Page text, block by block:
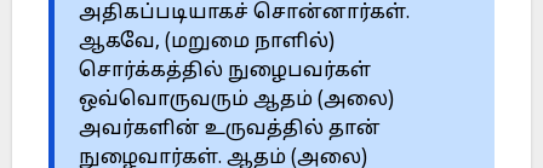
அதிகப்படியாகச் சொன்னார்கள்.
ஆகவே, (மறுமை நாளில்)
சொர்க்கத்தில் நுழைபவர்கள்
ஒவ்வொருவரும் ஆதம் (அலை)
அவர்களின் உருவத்தில் தான்
நுழைவார்கள். ஆதம் (அலை)